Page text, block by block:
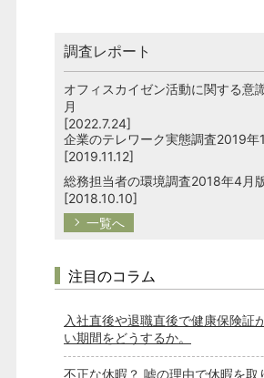
調査レポート
オフィスカイゼン活動に関する意
月
[2022.7.24]
企業のテレワーク実態調査2019年
[2019.11.12]
総務担当者の環境調査2018年4月
[2018.10.10]
一覧へ
注目のコラム
入社直後や退職直後で健康保険証
い期間をどうするか。
不正な休暇？ 嘘の理由で休暇を取